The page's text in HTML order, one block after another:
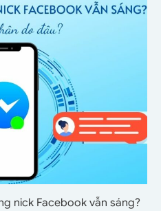
nick Facebook vẫn sáng?